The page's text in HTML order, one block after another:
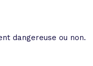
dangereuse ou non.